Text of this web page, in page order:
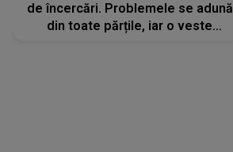
de încercări. Problemele se adună
din toate părțile, iar o veste